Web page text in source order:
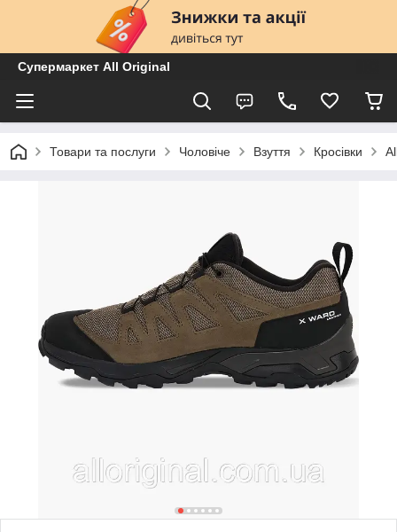
Супермаркет All Original
Товари та послуги Чоловіче Взуття Кросівки